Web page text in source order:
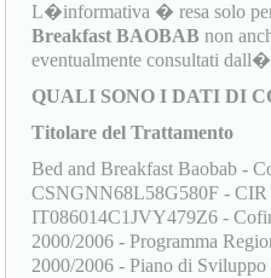
L�informativa � resa solo
Breakfast BAOBAB non
eventualmente consultati
QUALI SONO I DATI DI
Titolare del Trattamento
Bed and Breakfast Baobab -
CSNGNN68L58G580F -
IT086014C1JVY479Z6 -
2000/2006 - Programma
2000/2006 - Piano di